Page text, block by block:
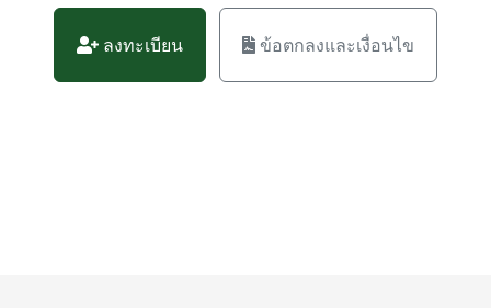
ลงทะเบียน ข้อตกลงและเงื่อนไข